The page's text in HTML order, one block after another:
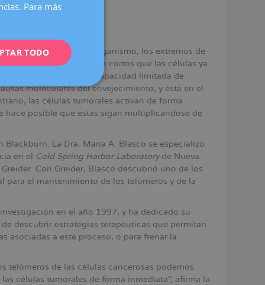
órganos y tejidos del organismo, los extremos de
punto en el que son tan cortos que las células ya
forma indefinida. Esta capacidad limitada de
moleculares del envejecimiento, y está en el
las células tumorales activan de forma
hace posible que estas sigan multiplicándose de
La Dra. Maria A. Blasco se especializó
en el Cold Spring Harbor Laboratoryde Nueva
Con Greider, Blasco descubrió uno de los
para el mantenimiento de los telómeros y de la
en el año 1997, y ha dedicado su
descubrir estrategias terapéuticas que permitan
asociadas a este proceso, o para frenar la
telómeros de las células cancerosas podemos
células tumorales de forma inmediata”, afirma la
CATALÀ
FRENCH
ITALIANO
ESPAÑOL
Para más
TODO